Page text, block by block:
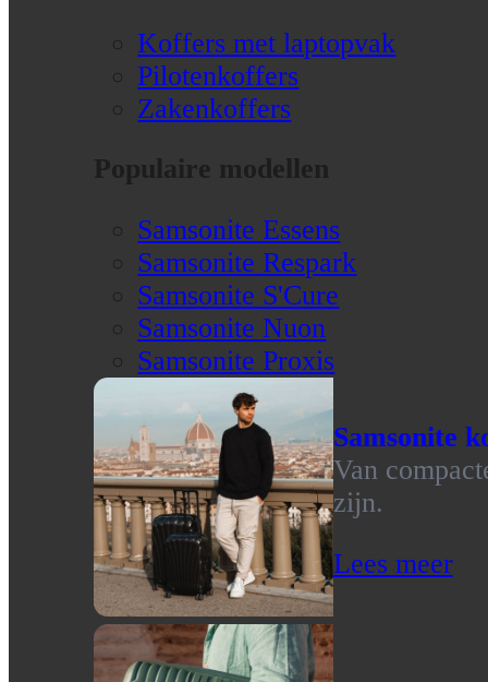
Koffers met laptopvak
Pilotenkoffers
Zakenkoffers
Populaire modellen
Samsonite Essens
Samsonite Respark
Samsonite S'Cure
Samsonite Nuon
Samsonite Proxis
Samsonite
Van
zijn.
Lees meer